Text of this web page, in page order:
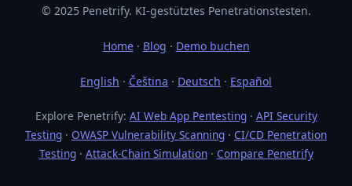
© 2025 Penetrify. KI-gestütztes Penetrationstesten.
Home· Blog · Demo buchen
English · Čeština · Deutsch · Español
Explore Penetrify: AI Web App Pentesting· API Security
Testing · OWASP Vulnerability Scanning · CI/CD Penetration
Testing· Attack-Chain Simulation· Compare Penetrify